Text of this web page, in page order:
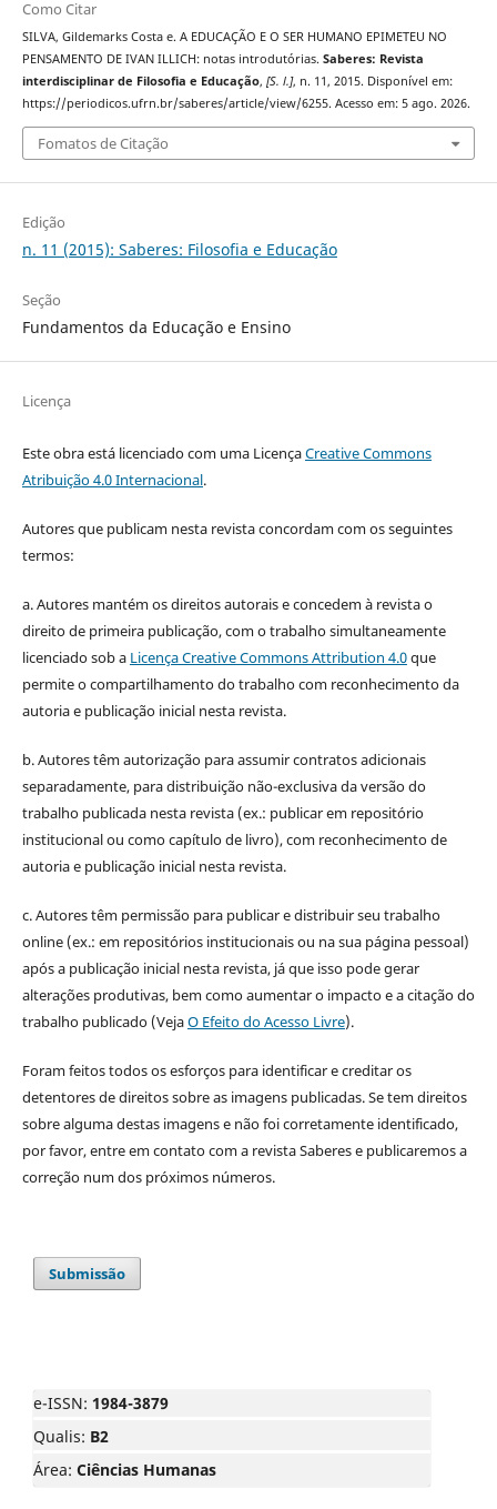
Como Citar
SILVA, Gildemarks Costa e. A EDUCAÇÃO E O SER HUMANO EPIMETEU NO
PENSAMENTO DE IVAN ILLICH: notas introdutórias. Saberes: Revista
interdisciplinar de Filosofia e Educação, [S. l.], n. 11, 2015. Disponível em:
https://periodicos.ufrn.br/saberes/article/view/6255. Acesso em: 5 ago. 2026.
Fomatos de Citação
Edição
n. 11 (2015): Saberes: Filosofia e Educação
Seção
Fundamentos da Educação e Ensino
Licença
Este obra está licenciado com uma LicençaCreative Commons
Atribuição 4.0 Internacional.
Autores que publicam nesta revista concordam com os seguintes
termos:
a. Autores mantém os direitos autorais e concedem à revista o
direito de primeira publicação, com o trabalho simultaneamente
licenciado sob a Licença Creative Commons Attribution 4.0que
permite o compartilhamento do trabalho com reconhecimento da
autoria e publicação inicial nesta revista.
b. Autores têm autorização para assumir contratos adicionais
separadamente, para distribuição não-exclusiva da versão do
trabalho publicada nesta revista (ex.: publicar em repositório
institucional ou como capítulo de livro), com reconhecimento de
autoria e publicação inicial nesta revista.
c. Autores têm permissão para publicar e distribuir seu trabalho
online (ex.: em repositórios institucionais ou na sua página pessoal)
após a publicação inicial nesta revista, já que isso pode gerar
alterações produtivas, bem como aumentar o impacto e a citação do
trabalho publicado (VejaO Efeito do Acesso Livre).
Foram feitos todos os esforços para identificar e creditar os
detentores de direitos sobre as imagens publicadas. Se tem direitos
sobre alguma destas imagens e não foi corretamente identificado,
por favor, entre em contato com a revista Saberes e publicaremos a
correção num dos próximos números.
Submissão
e-ISSN: 1984-3879
Qualis: B2
Área: Ciências Humanas